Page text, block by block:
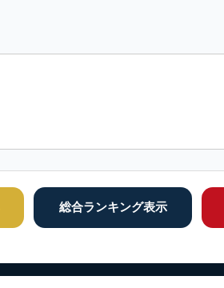
総合ランキング表示